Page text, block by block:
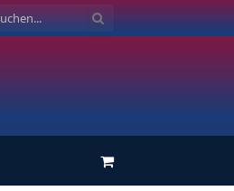
Einkaufswagen